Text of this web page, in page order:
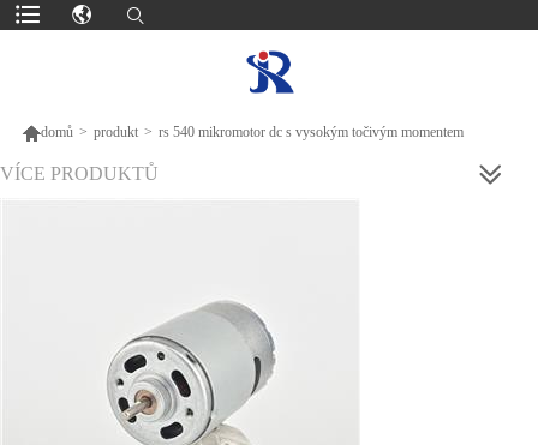
domů > produkt > rs 540 mikromotor dc s vysokým točivým momentem
VÍCE PRODUKTŮ